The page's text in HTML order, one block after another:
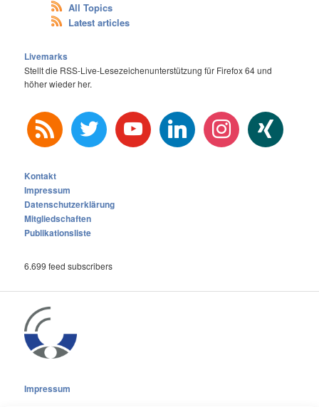
All Topics
Latest articles
Livemarks
Stellt die RSS-Live-Lesezeichenunterstützung für Firefox 64 und
höher wieder her.
rss twitter youtube linkedin instagram xing
Kontakt
Impressum
Datenschutzerklärung
Mitgliedschaften
Publikationsliste
6.699 feed subscribers
Impressum